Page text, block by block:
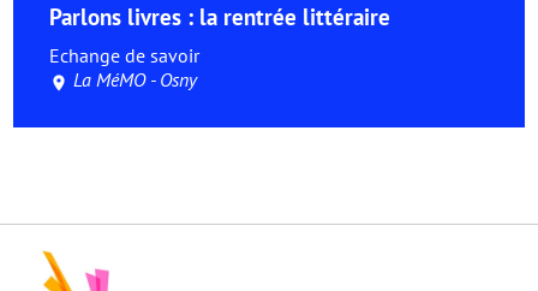
Parlons livres : la rentrée littéraire
Echange de savoir
La MéMO - Osny